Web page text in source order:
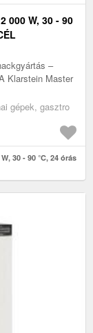
000 W, 30 - 90
–
Klarstein Master
gépek, gasztro
30 - 90 °C, 24 órás